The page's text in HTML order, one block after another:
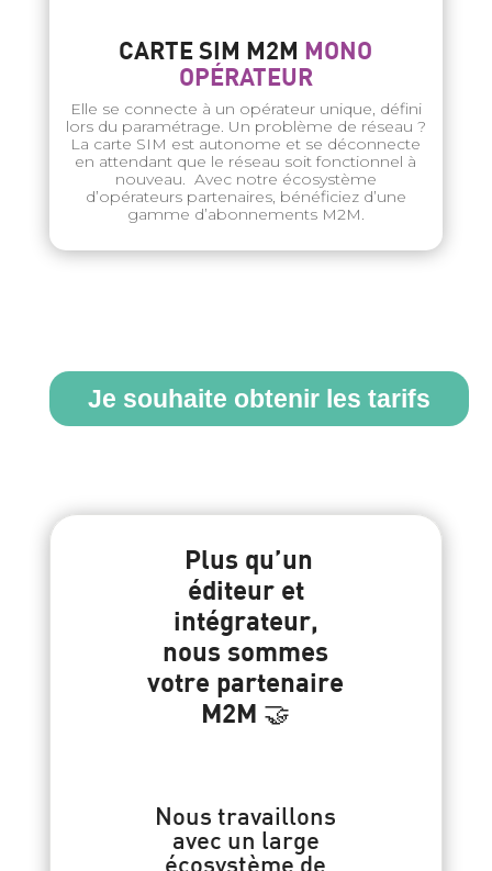
CARTE SIM M2M MONO
OPÉRATEUR
Elle se connecte à un opérateur unique, défini
lors du paramétrage. Un problème de réseau ?
La carte SIM est autonome et se déconnecte
en attendant que le réseau soit fonctionnel à
nouveau. Avec notre écosystème
d’opérateurs partenaires, bénéficiez d’une
gamme d’abonnements M2M.
Je souhaite obtenir les tarifs
Plus qu’un
éditeur et
intégrateur,
nous sommes
votre partenaire
M2M 🤝
Nous travaillons
avec un large
écosystème de